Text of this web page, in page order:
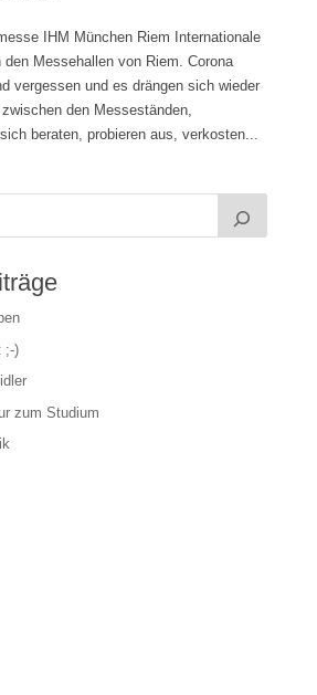
IHM München Riem Internationale
den Messehallen von Riem. Corona
vergessen und es drängen sich wieder
den Messeständen,
beraten, probieren aus, verkosten...
;-)
zum Studium